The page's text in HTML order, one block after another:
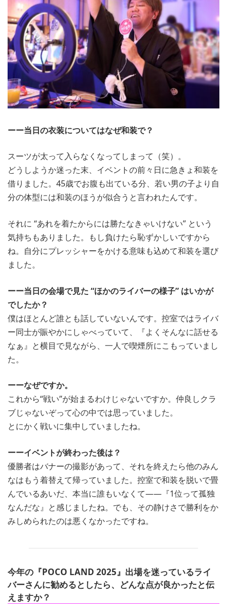
ーー当日の衣装についてはなぜ和装で？
スーツが太って入らなくなってしまって（笑）。
どうしようか迷った末、イベントの前々日に急きょ和装を
借りました。45歳でお腹も出ている分、若い男の子より自
分の体型には和装のほうが似合うと言われたんです。
それに “あれを着たからには勝たなきゃいけない” という
気持ちもありました。もし負けたら恥ずかしいですから
ね。自分にプレッシャーをかける意味も込めて和装を選び
ました。
ーー当日の会場で見た “ほかのライバーの様子” はいかが
でしたか？
僕はほとんど誰とも話していないんです。控室ではライバ
ー同士が賑やかにしゃべっていて、『よくそんなに話せる
なぁ』と横目で見ながら、一人で喫煙所にこもっていまし
た。
ーーなぜですか。
これから“戦い”が始まるわけじゃないですか。仲良しクラ
ブじゃないぞって心の中では思っていました。
とにかく戦いに集中していましたね。
ーーイベントが終わった後は？
優勝者はバナーの撮影があって、それを終えたら他のみん
なはもう着替えて帰っていました。控室で和装を脱いで畳
んでいるあいだ、本当に誰もいなくて——『1位って孤独
なんだな』と感じましたね。でも、その静けさで勝利をか
みしめられたのは悪くなかったですね。
今年の『POCO LAND 2025』出場を迷っているライ
バーさんに勧めるとしたら、どんな点が良かったと伝
えますか？